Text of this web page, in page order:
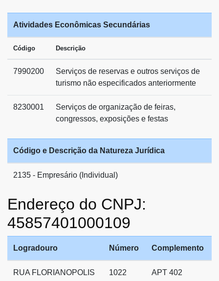
Atividades Econômicas Secundárias
Código Descrição
7990200
Serviços de reservas e outros serviços de
turismo não especificados anteriormente
8230001
Serviços de organização de feiras,
congressos, exposições e festas
Código e Descrição da Natureza Jurídica
2135 - Empresário (Individual)
Endereço do CNPJ:
45857401000109
Logradouro Número Complemento
RUA FLORIANOPOLIS 1022 APT 402